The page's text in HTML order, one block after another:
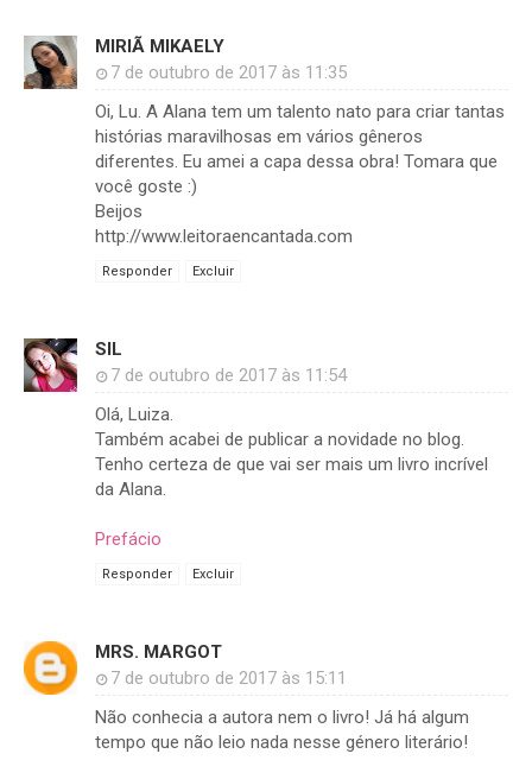
MIRIÃ MIKAELY
7 de outubro de 2017 às 11:35
Oi, Lu. A Alana tem um talento nato para criar tantas
histórias maravilhosas em vários gêneros
diferentes. Eu amei a capa dessa obra! Tomara que
você goste :)
Beijos
http://www.leitoraencantada.com
Responder Excluir
SIL
7 de outubro de 2017 às 11:54
Olá, Luiza.
Também acabei de publicar a novidade no blog.
Tenho certeza de que vai ser mais um livro incrível
da Alana.
Prefácio
Responder Excluir
MRS. MARGOT
7 de outubro de 2017 às 15:11
Não conhecia a autora nem o livro! Já há algum
tempo que não leio nada nesse género literário!